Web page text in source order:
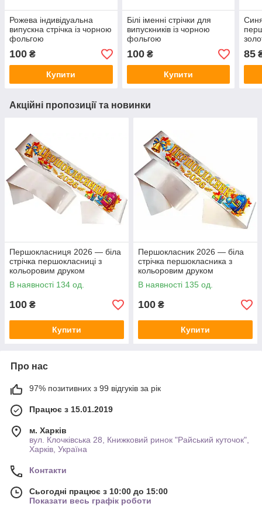
Рожева індивідуальна
випускна стрічка із чорною
фольгою
100 ₴
Купити
Білі іменні стрічки для
випускників із чорною
фольгою
100₴
Купити
85
Акційні пропозиції та новинки
Першокласниця 2026 — біла
стрічка першокласниці з
кольоровим друком
В наявності 134 од.
100 ₴
Купити
Першокласник 2026 — біла
стрічка першокласника з
кольоровим друком
В наявності 135 од.
100 ₴
Купити
Про нас
97% позитивних з 99 відгуків за рік
Працює з 15.01.2019
м. Харків
вул. Клочківська 28, Книжковий ринок "Райський куточок",
Харків, Україна
Контакти
Сьогодні працює з 10:00 до 15:00
Показати весь графік роботи